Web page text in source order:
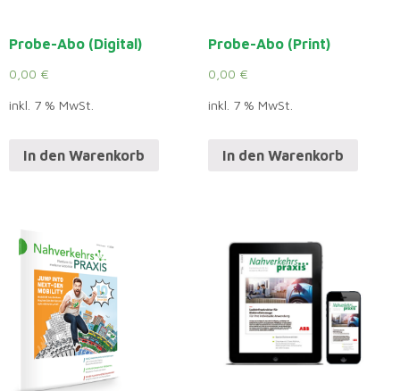
Probe-Abo (Digital)
0,00 €
inkl. 7 % MwSt.
In den Warenkorb
Probe-Abo (Print)
0,00 €
inkl. 7 % MwSt.
In den Warenkorb